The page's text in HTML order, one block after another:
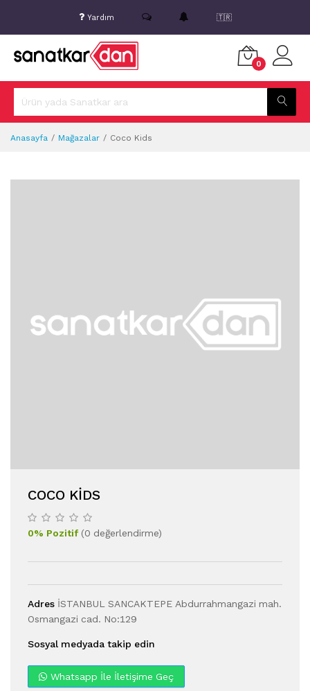
Yardım 🇹🇷
0
Anasayfa Mağazalar Coco Kids
COCO KIDS
0% Pozitif(0 değerlendirme)
Adres İSTANBUL SANCAKTEPE Abdurrahmangazi mah.
Osmangazi cad. No:129
Sosyal medyada takip edin
Whatsapp İle İletişime Geç